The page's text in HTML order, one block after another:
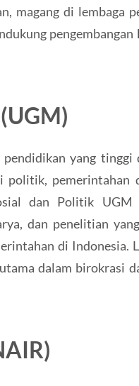
magang di lembaga
yang tinggi
politik, pemerintahan
dan Politik UGM
dan penelitian
di Indonesia.
dalam birokrasi